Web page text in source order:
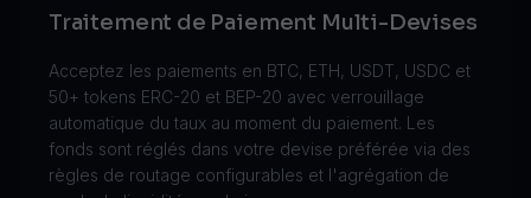
Traitement de Paiement Multi-Devises
Acceptez les paiements en BTC, ETH, USDT, USDC et
50+ tokens ERC-20 et BEP-20 avec verrouillage
automatique du taux au moment du paiement. Les
fonds sont réglés dans votre devise préférée via des
règles de routage configurables et l'agrégation de